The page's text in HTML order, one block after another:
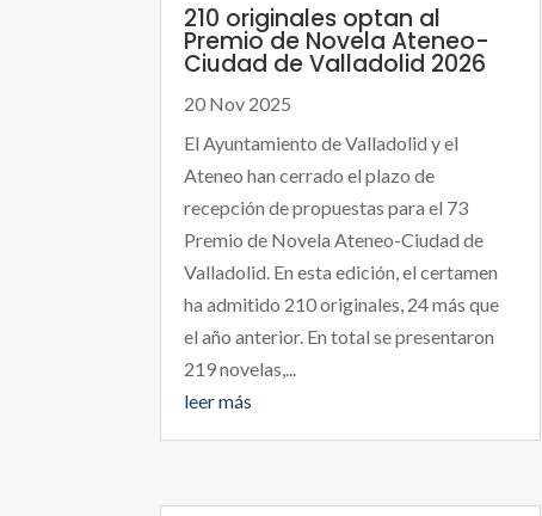
210 originales optan al
Premio de Novela Ateneo-
Ciudad de Valladolid 2026
20 Nov 2025
El Ayuntamiento de Valladolid y el
Ateneo han cerrado el plazo de
recepción de propuestas para el 73
Premio de Novela Ateneo-Ciudad de
Valladolid. En esta edición, el certamen
ha admitido 210 originales, 24 más que
el año anterior. En total se presentaron
219 novelas,...
leer más